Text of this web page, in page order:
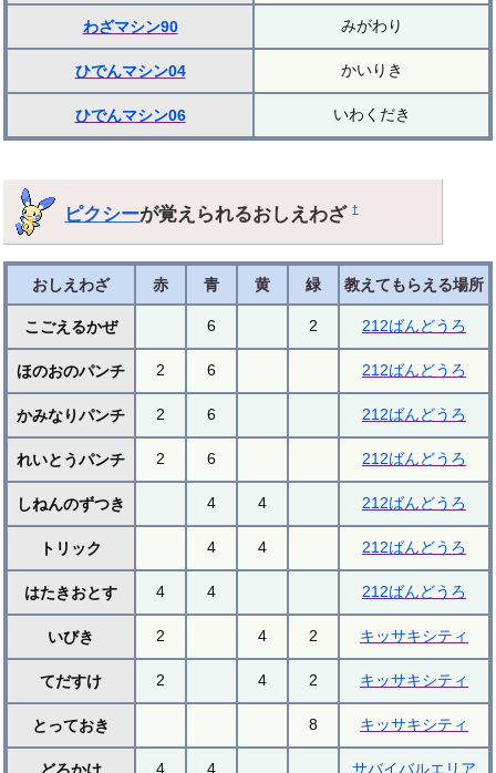
わざマシン90 みがわり
ひでんマシン04 かいりき
ひでんマシン06 いわくだき
ピクシーが覚えられるおしえわざ†
おしえわざ 赤 青 黄 緑 教えてもらえる場所
こごえるかぜ 6 2 212ばんどうろ
ほのおのパンチ 2 6 212ばんどうろ
かみなりパンチ 2 6 212ばんどうろ
れいとうパンチ 2 6 212ばんどうろ
しねんのずつき 4 4 212ばんどうろ
トリック 4 4 212ばんどうろ
はたきおとす 4 4 212ばんどうろ
いびき 2 4 2 キッサキシティ
てだすけ 2 4 2 キッサキシティ
とっておき 8 キッサキシティ
4 4 サバイバルエリア